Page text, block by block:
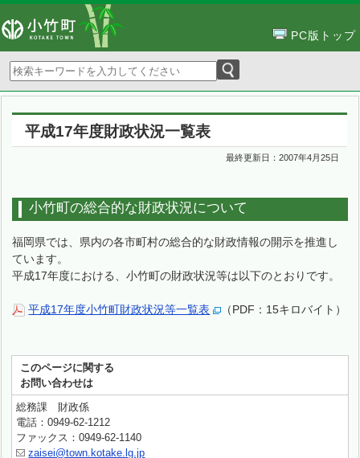
PC版トップ
平成17年度財政状況一覧表
最終更新日：2007年4月25日
小竹町の総合的な財政状況について
福岡県では、県内の各市町村の総合的な財政情報の開示を推進し
ています。
平成17年度における、小竹町の財政状況等は以下のとおりです。
平成17年度小竹町財政状況等一覧表 （PDF：15キロバイト）
このページに関する
お問い合わせは
総務課 財政係
電話：0949-62-1212
ファックス：0949-62-1140
zaisei@town.kotake.lg.jp